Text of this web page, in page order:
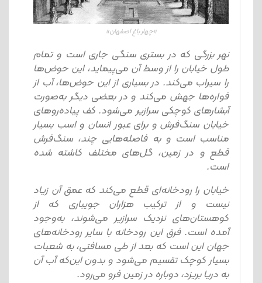
«چهار باغ اصفهان»
نهر بزرگی که در بستری سنگی جاری است و تمام
طول خیابان را از وسط آن می‌پیماید، این حوض‌ها
را سیراب می‌کند. در بسیاری از این حوض‌ها، آب از
فواره‌ها جهش می‌کند و در بعضی دیگر به‌صورت
آبشارهای کوچکی سرازیر می‌شود. کف پیاده‌روهای
خیابان سنگ‌فرش و برای عبور انسان و اسب بسیار
مناسب است و به فاصله‌هایی چند، سنگ‌فرش
قطع و در زمین، گل‌های مختلف کاشته شده
است.
خیابان را رودخانه‌ای قطع می‌کند که عمق آن زیاد
نیست و از ترکیب هزاران جویباری که از
کوهستان‌های نزدیک سرازیر می‌شوند، به‌وجود
آمده است. فرق این رودخانه با سایر رودخانه‌های
جهان این است که بعد از طی مسافتی، به شعبات
بسیار کوچک تقسیم می‌شود و بدون این‌که آب آن
به دریا بریزد، دوباره در زمین فرو می‌رود.